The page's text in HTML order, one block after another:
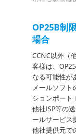
OP25B制
場合
CCNC以外（
客様は、
なる可能性が
メールソフト
ションポート
他社ISP等の
ールサービス
他社提供元で